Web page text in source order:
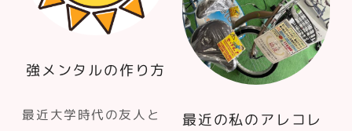
強メンタルの作り方
最近大学時代の友人と
最近の私のアレコレ